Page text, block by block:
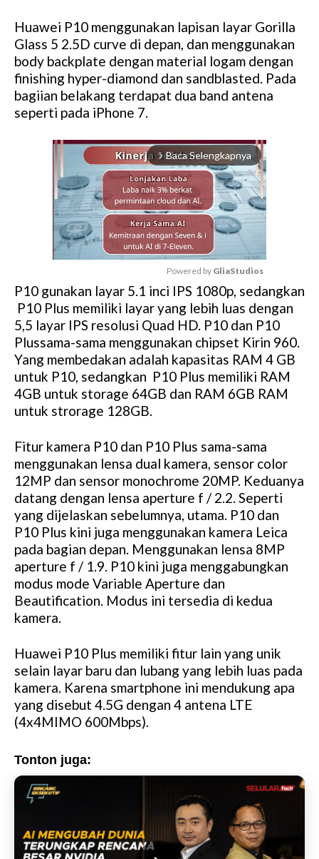
Huawei P10 menggunakan lapisan layar Gorilla
Glass 5 2.5D curve di depan, dan menggunakan
body backplate dengan material logam dengan
finishing hyper-diamond dan sandblasted. Pada
bagiian belakang terdapat dua band antena
seperti pada iPhone 7.
arrow_forward_ios Baca Selengkapnya
M
u
t
e
Powered by GliaStudios
P10 gunakan layar 5.1 inci IPS 1080p, sedangkan
P10 Plus memiliki layar yang lebih luas dengan
5,5 layar IPS resolusi Quad HD. P10 dan P10
Plussama-sama menggunakan chipset Kirin 960.
Yang membedakan adalah kapasitas RAM 4 GB
untuk P10, sedangkan P10 Plus memiliki RAM
4GB untuk storage 64GB dan RAM 6GB RAM
untuk strorage 128GB.
Fitur kamera P10 dan P10 Plus sama-sama
menggunakan lensa dual kamera, sensor color
12MP dan sensor monochrome 20MP. Keduanya
datang dengan lensa aperture f / 2.2. Seperti
yang dijelaskan sebelumnya, utama. P10 dan
P10 Plus kini juga menggunakan kamera Leica
pada bagian depan. Menggunakan lensa 8MP
aperture f / 1.9. P10 kini juga menggabungkan
modus mode Variable Aperture dan
Beautification. Modus ini tersedia di kedua
kamera.
Huawei P10 Plus memiliki fitur lain yang unik
selain layar baru dan lubang yang lebih luas pada
kamera. Karena smartphone ini mendukung apa
yang disebut 4.5G dengan 4 antena LTE
(4x4MIMO 600Mbps).
Tonton juga: